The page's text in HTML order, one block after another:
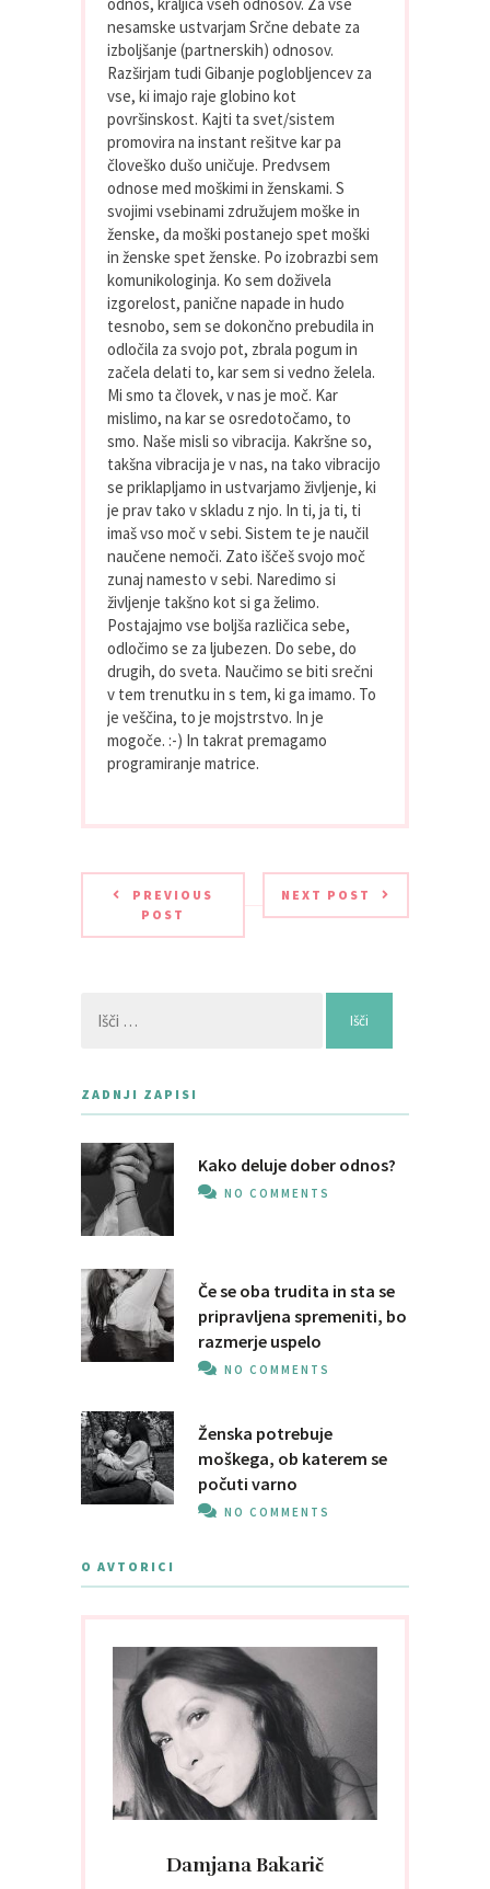
nesamske ustvarjam Srčne debate za
izboljšanje (partnerskih) odnosov.
Razširjam tudi Gibanje poglobljencev za
vse, ki imajo raje globino kot
površinskost. Kajti ta svet/sistem
promovira na instant rešitve kar pa
človeško dušo uničuje. Predvsem
odnose med moškimi in ženskami. S
svojimi vsebinami združujem moške in
ženske, da moški postanejo spet moški
in ženske spet ženske. Po izobrazbi sem
komunikologinja. Ko sem doživela
izgorelost, panične napade in hudo
tesnobo, sem se dokončno prebudila in
odločila za svojo pot, zbrala pogum in
začela delati to, kar sem si vedno želela.
Mi smo ta človek, v nas je moč. Kar
mislimo, na kar se osredotočamo, to
smo. Naše misli so vibracija. Kakršne so,
takšna vibracija je v nas, na tako vibracijo
se priklapljamo in ustvarjamo življenje, ki
je prav tako v skladu z njo. In ti, ja ti, ti
imaš vso moč v sebi. Sistem te je naučil
naučene nemoči. Zato iščeš svojo moč
zunaj namesto v sebi. Naredimo si
življenje takšno kot si ga želimo.
Postajajmo vse boljša različica sebe,
odločimo se za ljubezen. Do sebe, do
drugih, do sveta. Naučimo se biti srečni
v tem trenutku in s tem, ki ga imamo. To
je veščina, to je mojstrstvo. In je
mogoče. :-) In takrat premagamo
programiranje matrice.
PREVIOUS
POST
NEXT POST
ZADNJI ZAPISI
Kako deluje dober odnos?
NO COMMENTS
Če se oba trudita in sta se
pripravljena spremeniti, bo
razmerje uspelo
NO COMMENTS
Ženska potrebuje
moškega, ob katerem se
počuti varno
NO COMMENTS
O AVTORICI
Damjana Bakarič